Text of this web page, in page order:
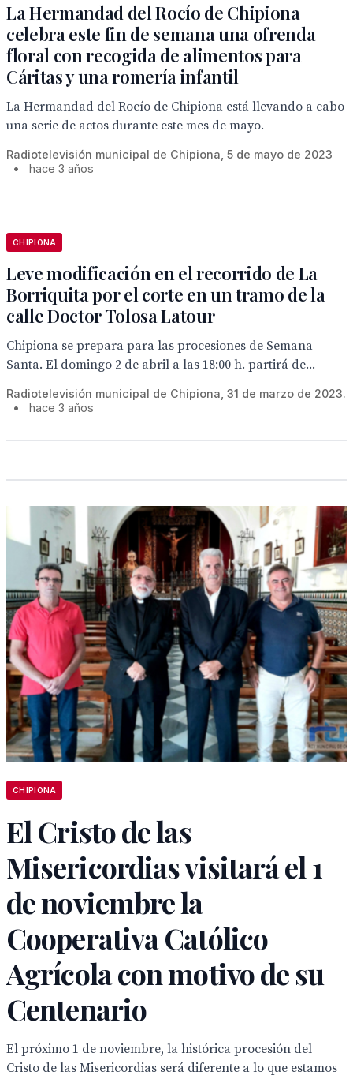
La Hermandad del Rocío de Chipiona
celebra este fin de semana una ofrenda
floral con recogida de alimentos para
Cáritas y una romería infantil
La Hermandad del Rocío de Chipiona está llevando a cabo
una serie de actos durante este mes de mayo.
Radiotelevisión municipal de Chipiona, 5 de mayo de 2023
•
hace 3 años
CHIPIONA
Leve modificación en el recorrido de La
Borriquita por el corte en un tramo de la
calle Doctor Tolosa Latour
Chipiona se prepara para las procesiones de Semana
Santa. El domingo 2 de abril a las 18:00 h. partirá de...
Radiotelevisión municipal de Chipiona, 31 de marzo de 2023.
•
hace 3 años
CHIPIONA
El Cristo de las
Misericordias visitará el 1
de noviembre la
Cooperativa Católico
Agrícola con motivo de su
Centenario
El próximo 1 de noviembre, la histórica procesión del
Cristo de las Misericordias será diferente a lo que estamos